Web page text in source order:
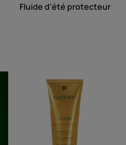
Fluide d'été protecteur
Gel
douche
nutritif
après
soleil